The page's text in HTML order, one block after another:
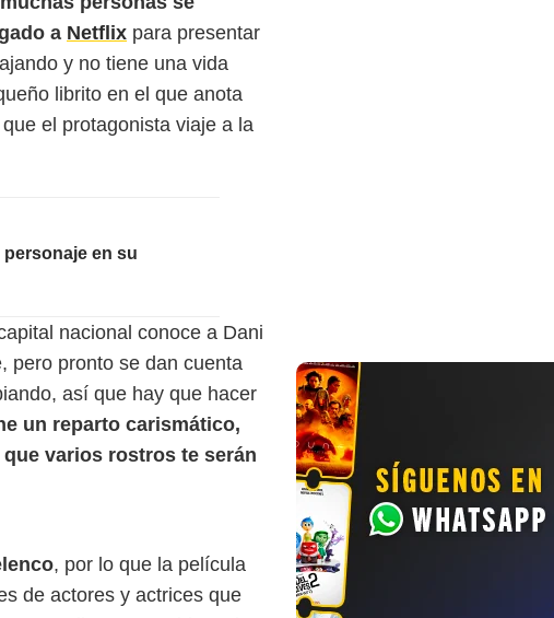
a Netflix para presentar
y no tiene una vida
librito en el que anota
el protagonista viaje a la
en su
nacional conoce a Dani
pero pronto se dan cuenta
así que hay que hacer
un reparto carismático,
varios rostros te serán
, por lo que la película
de actores y actrices que